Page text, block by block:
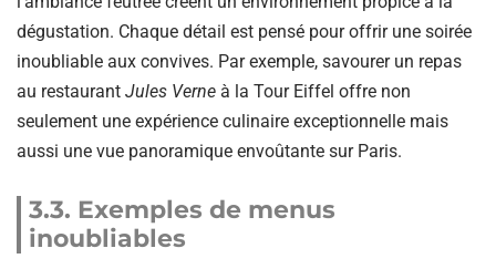
dégustation. Chaque détail est pensé pour offrir une soirée
inoubliable aux convives. Par exemple, savourer un repas
au restaurant Jules Verne à la Tour Eiffel offre non
seulement une expérience culinaire exceptionnelle mais
aussi une vue panoramique envoûtante sur Paris.
3.3. Exemples de menus
inoubliables